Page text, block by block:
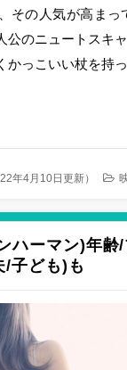
その人気が高まっ
公のニュートスキ
かっこいい杖を持っ
年4月10日更新）
ハーマン)年齢
/子ども)も